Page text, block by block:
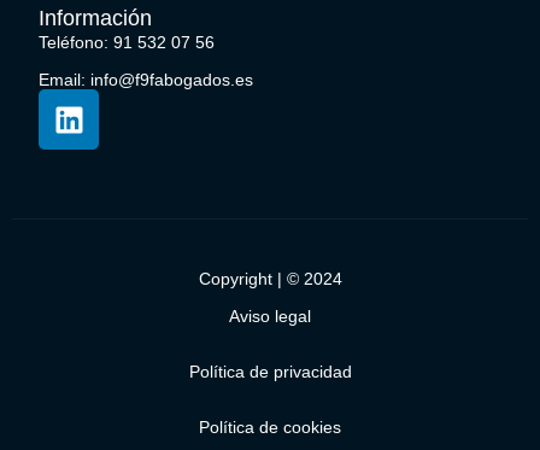
Información
Teléfono: 91 532 07 56
Email: info@f9fabogados.es
Copyright | © 2024
Aviso legal
Política de privacidad
Política de cookies